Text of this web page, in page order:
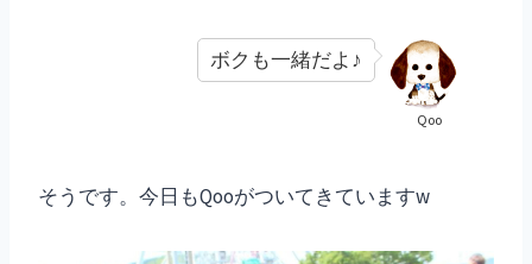
Qoo
ボクも一緒だよ♪
そうです。今日もQooがついてきていますw